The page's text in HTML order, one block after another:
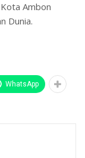
Ambon
Dunia.
WhatsApp